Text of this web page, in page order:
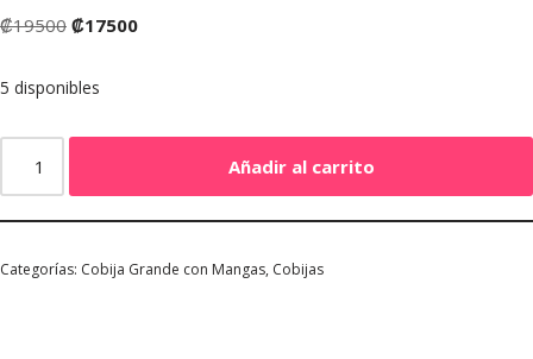
₡19500 ₡17500
5 disponibles
Añadir al carrito
Categorías: Cobija Grande con Mangas, Cobijas